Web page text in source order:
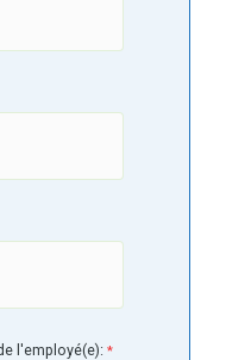
l'employé(e):